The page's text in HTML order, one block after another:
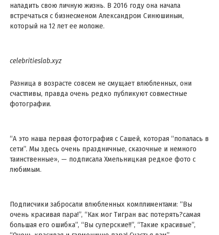
наладить свою личную жизнь. В 2016 году она начала
встречаться с бизнесменом Александром Синюшиным,
который на 12 лет ее моложе.
celebritieslab.xyz
Разница в возрасте совсем не смущает влюбленных, они
счастливы, правда очень редко публикуют совместные
фотографии.
“А это наша первая фотография с Сашей, которая “попалась в
сети”. Мы здесь очень праздничные, сказочные и немного
таинственные», — подписала Хмельницкая редкое фото с
любимым.
Подписчики забросали влюбленных комплиментами: “Вы
очень красивая пара!”, “Как мог Тигран вас потерять?самая
большая его ошибка”, “Вы суперские!!”, “Такие красивые”,